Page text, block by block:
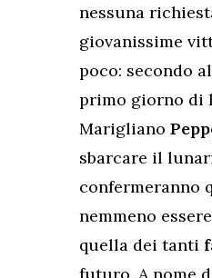
nessuna
giovanissime
poco: secondo
primo giorno di
Marigliano
sbarcare il
confermeranno
nemmeno
quella dei tanti
futuro. A nome